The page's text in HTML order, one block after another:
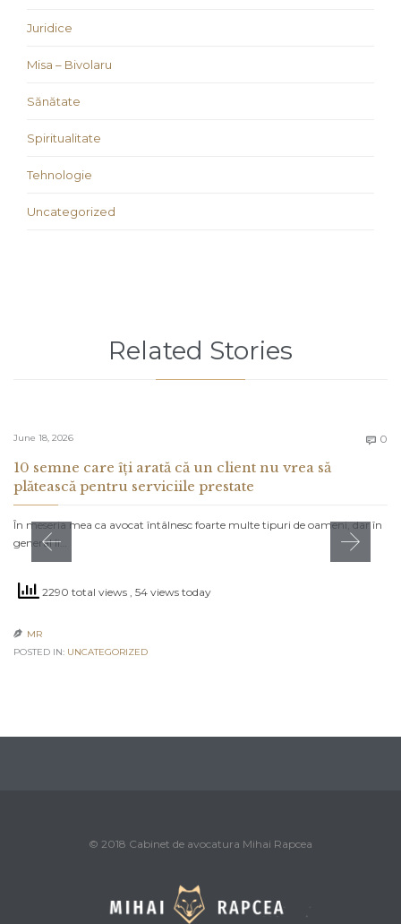
Juridice
Misa – Bivolaru
Sănătate
Spiritualitate
Tehnologie
Uncategorized
Related Stories
June 18, 2026  0
10 semne care îți arată că un client nu vrea să
plătească pentru serviciile prestate
În meseria mea ca avocat întâlnesc foarte multe tipuri de oameni, dar în
general îi…
2290 total views , 54 views today
 MR
POSTED IN: UNCATEGORIZED
© 2018 Cabinet de avocatura Mihai Rapcea